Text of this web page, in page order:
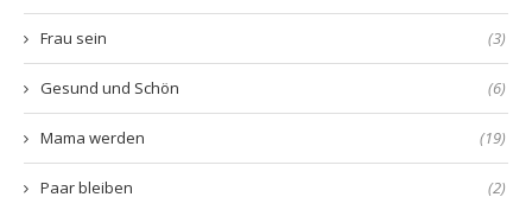
Frau sein (3)
Gesund und Schön (6)
Mama werden (19)
Paar bleiben (2)